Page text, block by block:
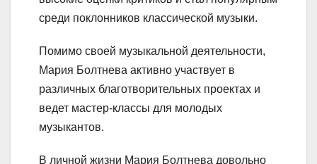
среди поклонников классической музыки.
Помимо своей музыкальной деятельности,
Мария Болтнева активно участвует в
различных благотворительных проектах и
ведет мастер-классы для молодых
музыкантов.
В личной жизни Мария Болтнева довольно